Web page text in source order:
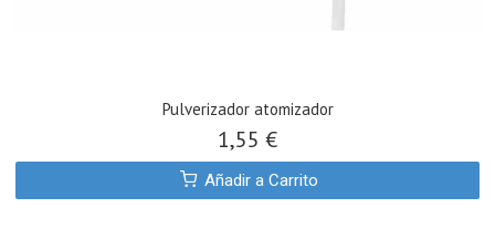
Pulverizador atomizador
1,55 €
Añadir a Carrito